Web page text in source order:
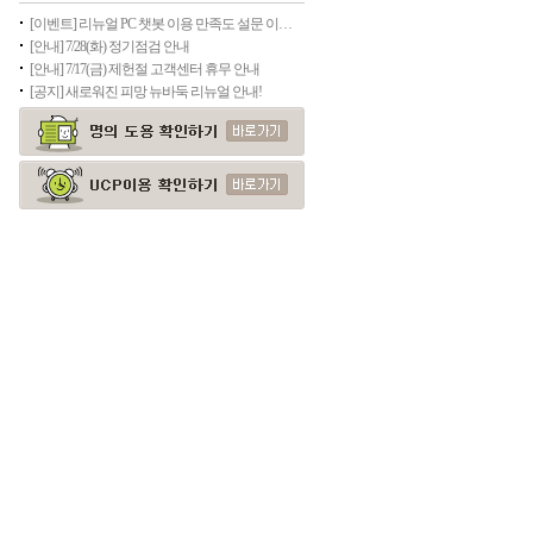
[이벤트] 리뉴얼 PC 챗봇 이용 만족도 설문 이벤트
[안내] 7/28(화) 정기점검 안내
[안내] 7/17(금) 제헌절 고객센터 휴무 안내
[공지] 새로워진 피망 뉴바둑 리뉴얼 안내!